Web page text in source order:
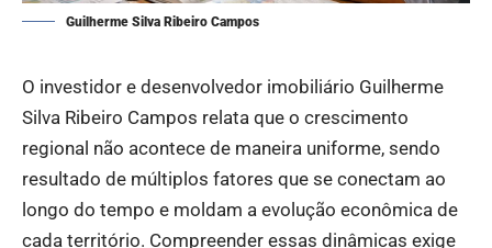
Guilherme Silva Ribeiro Campos
O investidor e desenvolvedor imobiliário Guilherme
Silva Ribeiro Campos relata que o crescimento
regional não acontece de maneira uniforme, sendo
resultado de múltiplos fatores que se conectam ao
longo do tempo e moldam a evolução econômica de
cada território. Compreender essas dinâmicas exige